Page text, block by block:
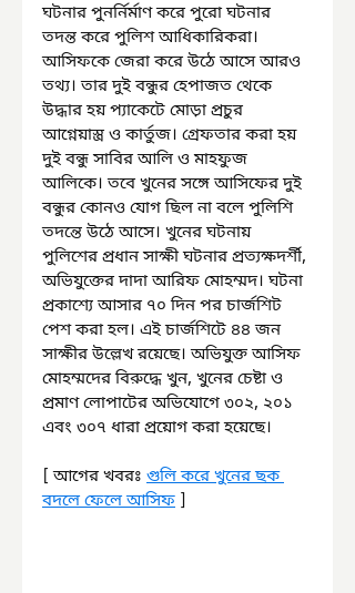
ঘটনার পুনর্নির্মাণ করে পুরো ঘটনার
তদন্ত করে পুলিশ আধিকারিকরা।
আসিফকে জেরা করে উঠে আসে আরও
তথ্য। তার দুই বন্ধুর হেপাজত থেকে
উদ্ধার হয় প্যাকেটে মোড়া প্রচুর
আগ্নেয়াস্ত্র ও কার্তুজ। গ্রেফতার করা হয়
দুই বন্ধু সাবির আলি ও মাহফুজ
আলিকে। তবে খুনের সঙ্গে আসিফের দুই
বন্ধুর কোনও যোগ ছিল না বলে পুলিশি
তদন্তে উঠে আসে। খুনের ঘটনায়
পুলিশের প্রধান সাক্ষী ঘটনার প্রত্যক্ষদর্শী,
অভিযুক্তের দাদা আরিফ মোহম্মদ। ঘটনা
প্রকাশ্যে আসার ৭০ দিন পর চার্জশিট
পেশ করা হল। এই চার্জশিটে ৪৪ জন
সাক্ষীর উল্লেখ রয়েছে। অভিযুক্ত আসিফ
মোহম্মদের বিরুদ্ধে খুন, খুনের চেষ্টা ও
প্রমাণ লোপাটের অভিযোগে ৩০২, ২০১
এবং ৩০৭ ধারা প্রয়োগ করা হয়েছে।
[ আগের খবরঃ গুলি করে খুনের ছক
বদলে ফেলে আসিফ ]